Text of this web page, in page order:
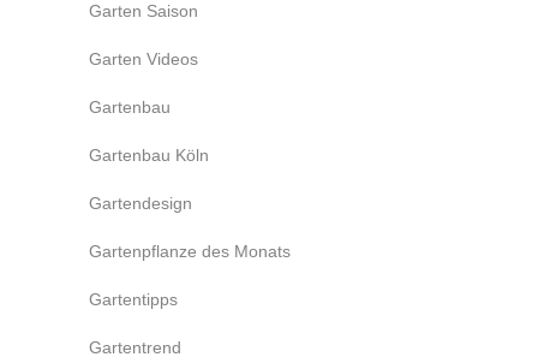
Garten Saison
Garten Videos
Gartenbau
Gartenbau Köln
Gartendesign
Gartenpflanze des Monats
Gartentipps
Gartentrend